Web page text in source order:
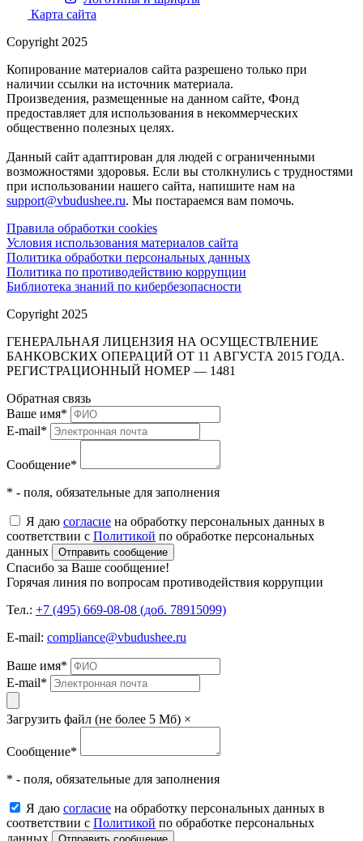
Карта сайта
Copyright 2025
Копирование материалов сайта разрешено только при
наличии ссылки на источник материала.
Произведения, размещенные на данном сайте, Фонд
предоставляет для использования в некоммерческих
общественно полезных целях.
Данный сайт адаптирован для людей с ограниченными
возможностями здоровья. Если вы столкнулись с трудностями
при использовании нашего сайта, напишите нам на
support@vbudushee.ru. Мы постараемся вам помочь.
Правила обработки cookies
Условия использования материалов сайта
Политика обработки персональных данных
Политика по противодействию коррупции
Библиотека знаний по кибербезопасности
Copyright 2025
ГЕНЕРАЛЬНАЯ ЛИЦЕНЗИЯ НА ОСУЩЕСТВЛЕНИЕ
БАНКОВСКИХ ОПЕРАЦИЙ ОТ 11 АВГУСТА 2015 ГОДА.
РЕГИСТРАЦИОННЫЙ НОМЕР — 1481
Обратная связь
Ваше имя*
E-mail*
Сообщение*
* - поля, обязательные для заполнения
Я даю согласие на обработку персональных данных в
соответствии с Политикой по обработке персональных
данных
Отправить сообщение
Спасибо за Ваше сообщение!
Горячая линия по вопросам противодействия коррупции
Тел.: +7 (495) 669-08-08 (доб. 78915099)
E-mail: compliance@vbudushee.ru
Ваше имя*
E-mail*
Загрузить файл (не более 5 Мб) ×
Сообщение*
* - поля, обязательные для заполнения
Я даю согласие на обработку персональных данных в
соответствии с Политикой по обработке персональных